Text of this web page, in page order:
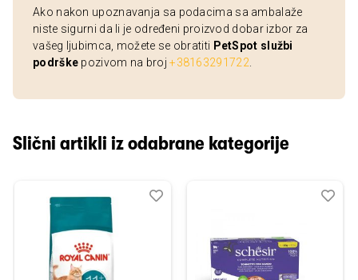
Ako nakon upoznavanja sa podacima sa ambalaže
niste sigurni da li je određeni proizvod dobar izbor za
vašeg ljubimca, možete se obratiti PetSpot službi
podrške pozivom na broj+38163291722
Slični artikli iz odabrane kategorije
Dodaj
Uporedi